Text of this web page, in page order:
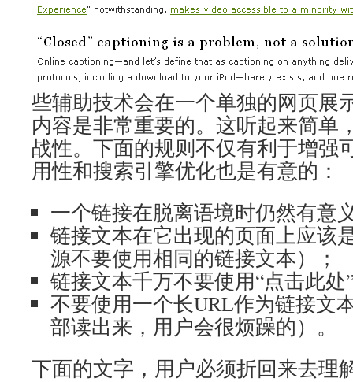
些辅助技术会在一个单独的网页展
内容是非常重要的。这听起来简单
战性。下面的规则不仅有利于增强
用性和搜索引擎优化也是有意的：
一个链接在脱离语境时仍然有意
链接文本在它出现的页面上应该
源不要使用相同的链接文本）；
链接文本千万不要使用“点击此处
不要使用一个长URL作为链接文
部读出来，用户会很烦躁的）。
下面的文字，用户必须折回来去理